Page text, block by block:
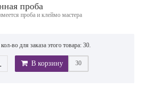
проба
проба и клеймо мастера
во для заказа этого товара: 30.
В корзину